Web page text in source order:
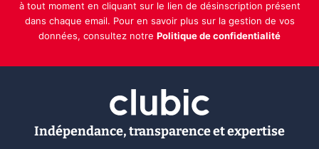
à tout moment en cliquant sur le lien de désinscription présent
dans chaque email. Pour en savoir plus sur la gestion de vos
données, consultez notre Politique de confidentialité
Indépendance, transparence et expertise